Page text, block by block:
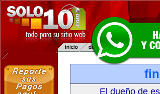
El dueño de